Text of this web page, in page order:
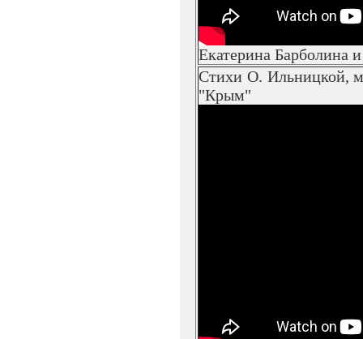
Екатерина Барболина
Стихи О. Ильницкой,
"Крым"